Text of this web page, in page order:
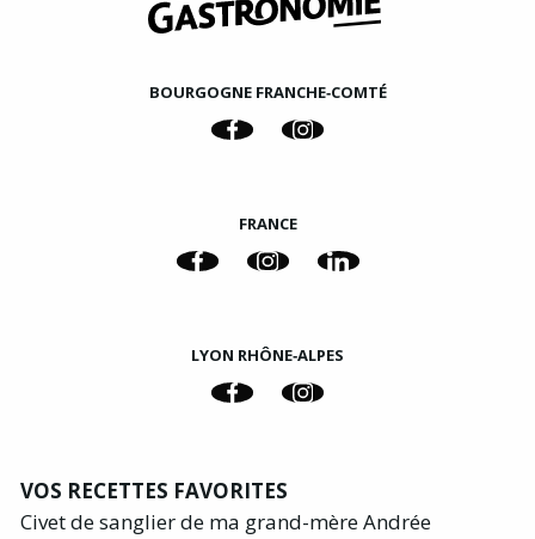
BOURGOGNE FRANCHE‑COMTÉ
FRANCE
LYON RHÔNE‑ALPES
VOS RECETTES FAVORITES
Civet de sanglier de ma grand-mère Andrée